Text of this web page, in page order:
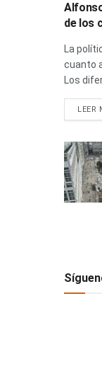
de los
La
cuanto
Los
LEER